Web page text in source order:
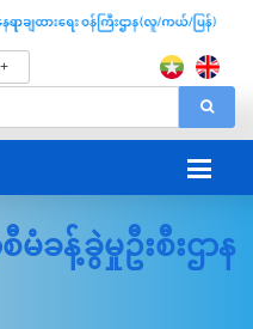
ခန့်ခွဲမှုဦးစီးဌာန